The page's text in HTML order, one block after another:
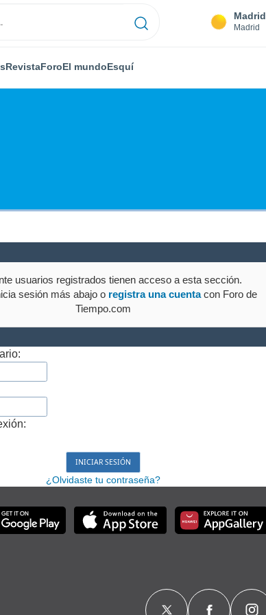
Madrid
Madrid
RevistaForoEl mundoEsquí
usuarios registrados tienen acceso a esta sección.
sesión más abajo o registra una cuentacon Foro de
Tiempo.com
¿Olvidaste tu contraseña?